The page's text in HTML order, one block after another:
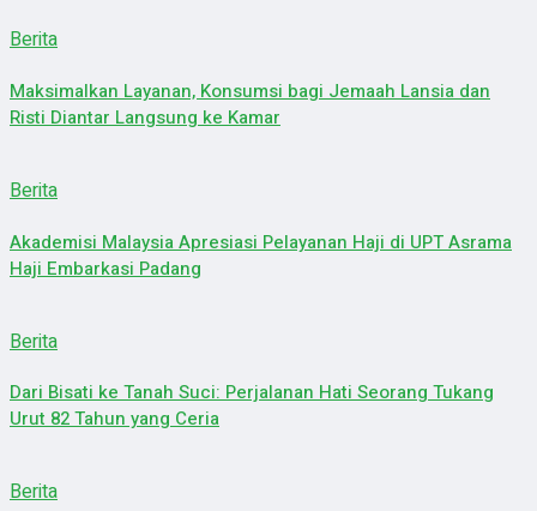
Berita
Maksimalkan Layanan, Konsumsi bagi Jemaah Lansia dan
Risti Diantar Langsung ke Kamar
Berita
Akademisi Malaysia Apresiasi Pelayanan Haji di UPT Asrama
Haji Embarkasi Padang
Berita
Dari Bisati ke Tanah Suci: Perjalanan Hati Seorang Tukang
Urut 82 Tahun yang Ceria
Berita